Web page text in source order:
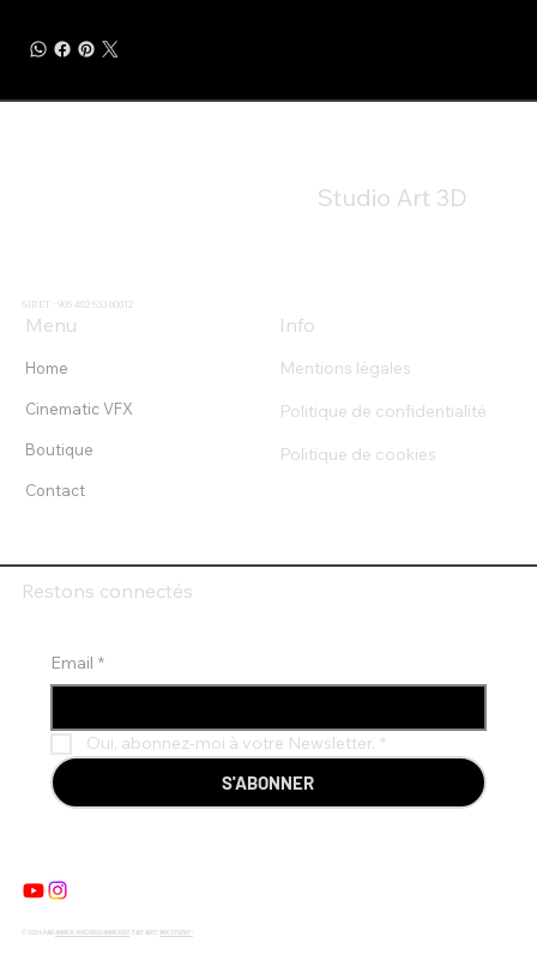
Studio Art 3D
SIRET : 905 402 533 00012
Menu
Home
Cinematic VFX
Boutique
Contact
Info
Mentions légales
Politique de confidentialité
Politique de cookies
Restons connectés
Email *
Oui, abonnez-moi à votre Newsletter. *
S'ABONNER
© 2024 PAR ANNICK VIVICORSI/ANNICKDV. FAIT AVEC WIX STUDIO™